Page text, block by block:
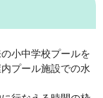
小中学校プールを
プール施設での水